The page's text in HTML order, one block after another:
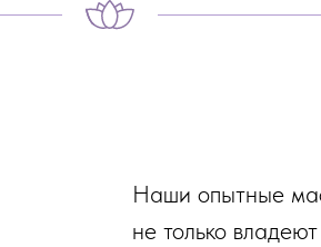
Наши опытные
не только